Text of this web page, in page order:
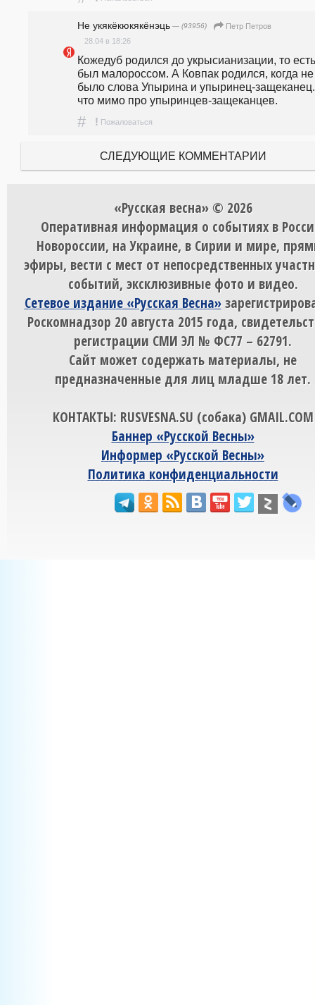
Не укякёкюкякёнэць — (93956)
Петр Петров
28.04 в 18:26
Кожедуб родился до укрысианизации, то есть
был малороссом. А Ковпак родился, когда не
было слова Упырина и упыринец-
что мимо про упыринцев-защеканцев.
# ! Пожаловаться
СЛЕДУЮЩИЕ КОММЕНТАРИИ
«Русская весна» © 2026
Оперативная информация о событиях в
Новороссии, на Украине, в Сирии и мире,
эфиры, вести с мест от непосредственных
событий, эксклюзивные фото и видео.
Сетевое издание «Русская Весна»
Роскомнадзор 20 августа 2015 года,
регистрации СМИ ЭЛ № ФС77 – 62791.
Сайт может содержать материалы, не
предназначенные для лиц младше 18 лет.
КОНТАКТЫ: RUSVESNA.SU (собака) GMAIL.COM
Баннер «Русской Весны»
Информер «Русской Весны»
Политика конфиденциальности